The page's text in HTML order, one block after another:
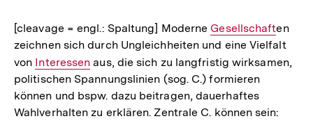
[cleavage = engl.: Spaltung] Moderne Interner
Link:
Gesellschaften
zeichnen sich durch Ungleichheiten und eine Vielfalt
von Interner
Link:
Interessen aus, die sich zu langfristig wirksamen,
politischen Spannungslinien (sog. C.) formieren
können und bspw. dazu beitragen, dauerhaftes
Wahlverhalten zu erklären. Zentrale C. können sein: